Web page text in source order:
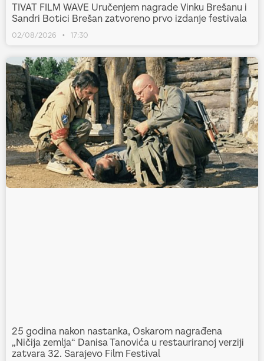
TIVAT FILM WAVE Uručenjem nagrade Vinku Brešanu i
Sandri Botici Brešan zatvoreno prvo izdanje festivala
02/08/2026 17:30
25 godina nakon nastanka, Oskarom nagrađena
„Ničija zemlja“ Danisa Tanovića u restauriranoj verziji
zatvara 32. Sarajevo Film Festival